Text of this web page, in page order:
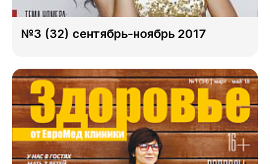
№3 (32) сентябрь-ноябрь 2017